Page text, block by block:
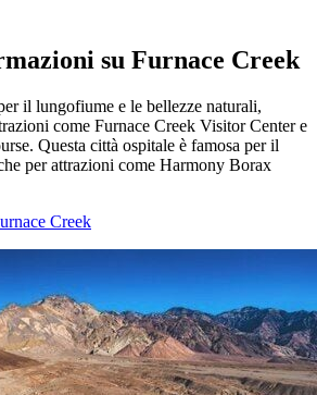
su Furnace Creek
il lungofiume e le bellezze naturali,
come Furnace Creek Visitor Center e
Questa città ospitale è famosa per il
per attrazioni come Harmony Borax
Creek